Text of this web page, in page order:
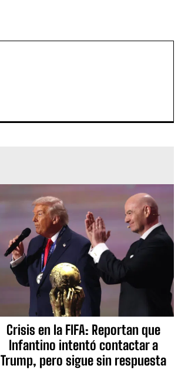
Crisis en la FIFA: Reportan que
Infantino intentó contactar a
Trump, pero sigue sin respuesta